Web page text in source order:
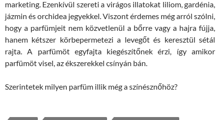
marketing. Ezenkívül szereti a virágos illatokat liliom, gardénia,
jázmin és orchidea jegyekkel. Viszont érdemes még arról szólni,
hogy a parfümjeit nem közvetlenül a bőrre vagy a hajra fújja,
hanem kétszer körbepermetezi a levegőt és keresztül sétál
rajta. A parfümöt egyfajta kiegészítőnek érzi, így amikor
parfümöt visel, az ékszerekkel csínyán bán.
Szerintetek milyen parfüm illik még a színésznőhöz?